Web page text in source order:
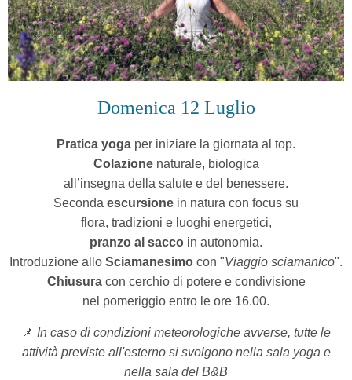
Domenica 12 Luglio
Pratica yoga per iniziare la giornata al top.
Colazionenaturale, biologica
all’insegna della salute e del benessere.
Seconda escursione in natura con focus su
flora, tradizioni e luoghi energetici,
pranzo al sacco in autonomia.
Introduzione allo Sciamanesimo con "Viaggio sciamanico".
Chiusuracon cerchio di potere e condivisione
nel pomeriggio entro le ore 16.00.
📌 In caso di condizioni meteorologiche avverse, tutte le
attività previste all'esterno si svolgono nella sala yoga e
nella sala del B&B